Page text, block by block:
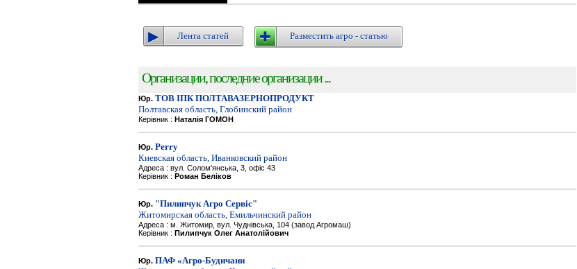
Лента статей Разместить агро - статью
Организации, последние организации ...
Юр. ТОВ ІПК ПОЛТАВАЗЕРНОПРОДУКТ
Полтавская область, Глобинский район
Керівник : Наталія ГОМОН
Юр. Perry
Киевская область, Иванковский район
Адреса : вул. Солом'янська, 3, офіс 43
Керівник : Роман Беліков
Юр. "Пилипчук Агро Сервіс"
Житомирская область, Емильчинский район
Адреса : м. Житомир, вул. Чуднівська, 104 (завод Агромаш)
Керівник : Пилипчук Олег Анатолійович
Юр. ПАФ «Агро-Будичани